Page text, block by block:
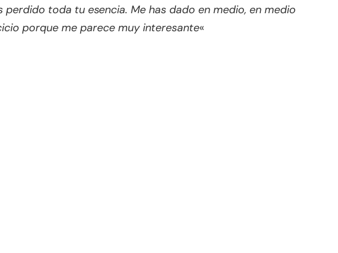
toda tu esencia. Me has dado en medio, en medio
porque me parece muy interesante«